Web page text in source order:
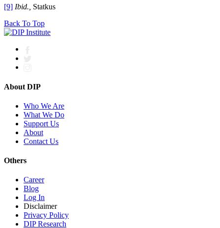
[9] Ibid., Statkus
Back To Top
About DIP
Who We Are
What We Do
Support Us
About
Contact Us
Others
Career
Blog
Log In
Disclaimer
Privacy Policy
DIP Research